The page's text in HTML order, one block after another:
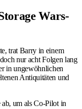
Wars-
trat Barry in einem
nur acht Folgen lang
in ungewöhnlichen
Antiquitäten und
um als Co-Pilot in